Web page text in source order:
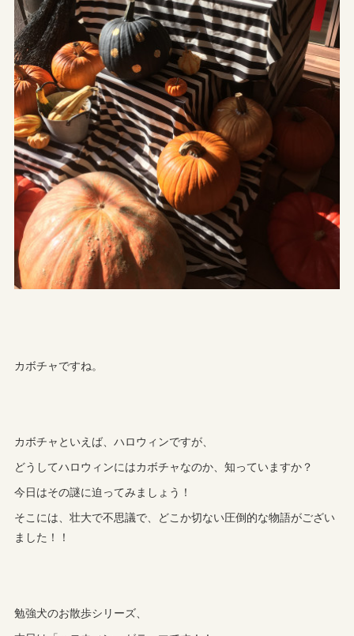
カボチャですね。
カボチャといえば、ハロウィンですが、
どうしてハロウィンにはカボチャなのか、知っていますか？
今日はその謎に迫ってみましょう！
そこには、壮大で不思議で、どこか切ない圧倒的な物語がござい
ました！！
勉強犬のお散歩シリーズ、